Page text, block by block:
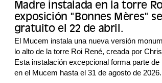
Madre instalada en la torre
exposición "Bonnes Mères"
gratuito el 22 de abril.
El Mucem instala una nueva versión
lo alto de la torre Roi René, creada por
Esta instalación excepcional forma parte
en el Mucem hasta el 31 de agosto de 2026.